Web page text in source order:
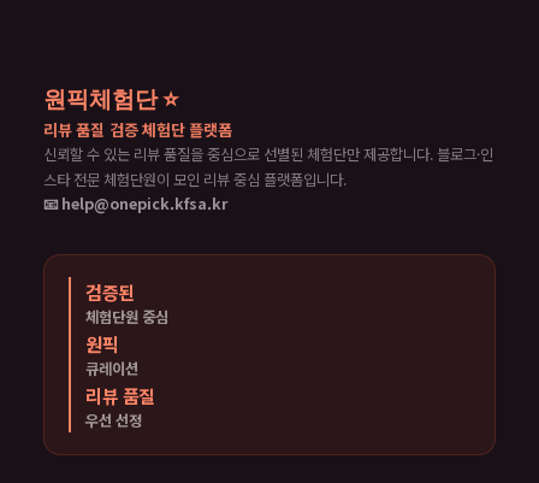
원픽체험단 ⭐
리뷰 품질 검증 체험단 플랫폼
신뢰할 수 있는 리뷰 품질을 중심으로 선별된 체험단만 제공합니다. 블로그·인
스타 전문 체험단원이 모인 리뷰 중심 플랫폼입니다.
📧 help@onepick.kfsa.kr
검증된
체험단원 중심
원픽
큐레이션
리뷰 품질
우선 선정